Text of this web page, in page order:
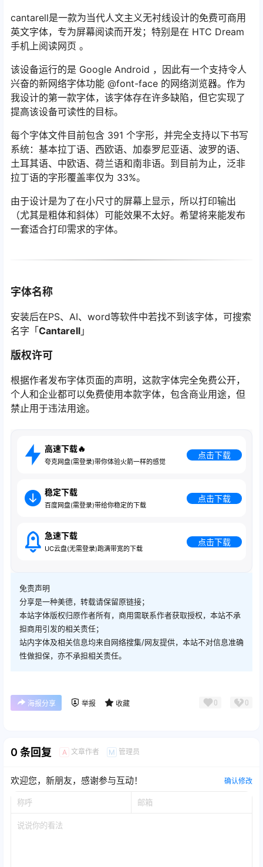
cantarell是一款为当代人文主义无衬线设计的免费可商用
英文字体，专为屏幕阅读而开发；特别是在 HTC Dream
手机上阅读网页 。
该设备运行的是 Google Android ，因此有一个支持令人
兴奋的新网络字体功能 @font-face 的网络浏览器。作为
我设计的第一款字体，该字体存在许多缺陷，但它实现了
提高该设备可读性的目标。
每个字体文件目前包含 391 个字形，并完全支持以下书写
系统：基本拉丁语、西欧语、加泰罗尼亚语、波罗的语、
土耳其语、中欧语、荷兰语和南非语。到目前为止，泛非
拉丁语的字形覆盖率仅为 33%。
由于设计是为了在小尺寸的屏幕上显示，所以打印输出
（尤其是粗体和斜体）可能效果不太好。希望将来能发布
一套适合打印需求的字体。
字体名称
安装后在PS、AI、word等软件中若找不到该字体，可搜索
名字「Cantarell 」
版权许可
根据作者发布字体页面的声明，这款字体完全免费公开，
个人和企业都可以免费使用本款字体，包含商业用途，但
禁止用于违法用途。
高速下载🔥
夸克网盘(需登录)带你体验火箭一样的感觉
点击下载
稳定下载
百度网盘(需登录)带给你稳定的下载
点击下载
急速下载
UC云盘(无需登录)跑满带宽的下载
点击下载
免责声明
分享是一种美德，转载请保留原链接；
本站字体版权归原作者所有，商用需联系作者获取授权，本站不承
担商用引发的相关责任；
站内字体及相关信息均来自网络搜集/网友提供，本站不对信息准确
性做担保，亦不承担相关责任。
海报分享 举报 收藏 0 0
0 条回复 A 文章作者 M 管理员
欢迎您，新朋友，感谢参与互动！ 确认修改